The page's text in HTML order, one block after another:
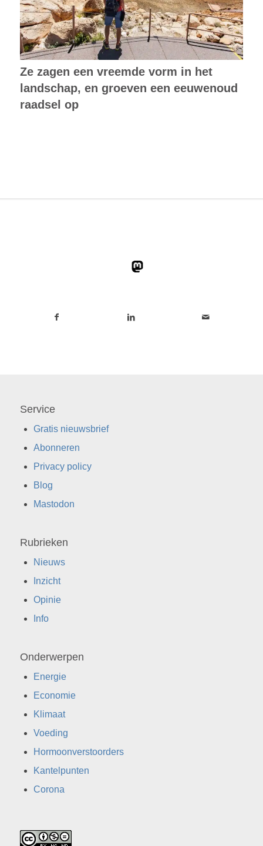
Ze zagen een vreemde vorm in het
landschap, en groeven een eeuwenoud
raadsel op
Service
Gratis nieuwsbrief
Abonneren
Privacy policy
Blog
Mastodon
Rubrieken
Nieuws
Inzicht
Opinie
Info
Onderwerpen
Energie
Economie
Klimaat
Voeding
Hormoonverstoorders
Kantelpunten
Corona